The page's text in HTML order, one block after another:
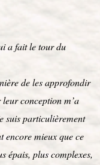
a fait le tour du
de les approfondir
conception m’a
suis particulièrement
encore mieux que ce
épais, plus complexes,